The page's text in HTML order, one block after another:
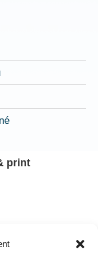
print